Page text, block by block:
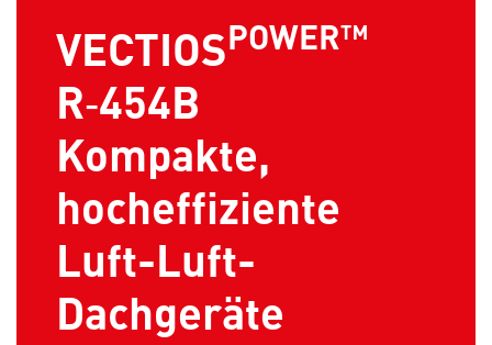
Kompakte,
hocheffiziente
Luft-Luft-
Dachgeräte
VECTIOSPOWER™
R‑454B